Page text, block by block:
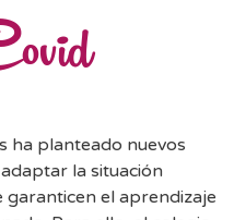
ha planteado nuevos
la situación
el aprendizaje